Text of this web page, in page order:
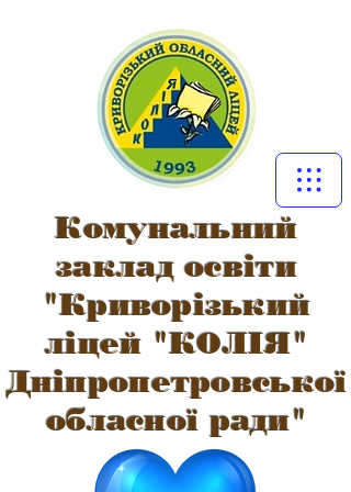
Комунальний
заклад освіти
"Криворізький
ліцей "КОЛІЯ"
Дніпропетровської
обласної ради"